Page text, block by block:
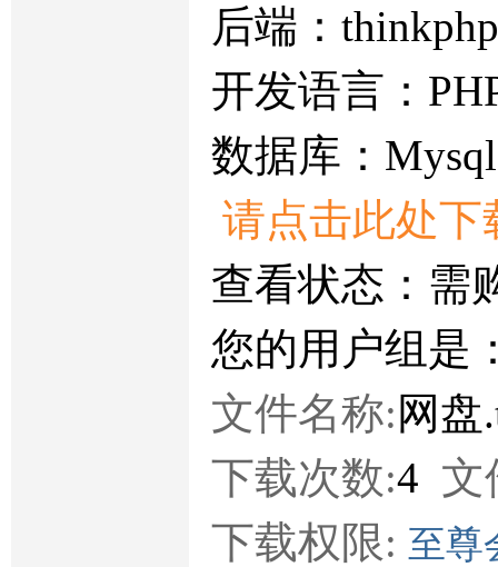
后端：thinkphp
开发语言：
数据库：Mysql
请点击此处下
查看状态：需
您的用户组是
文件名称: 网
下载次数:4 文
下载权限: 至